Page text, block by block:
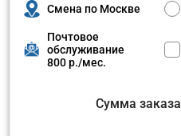
Смена по Москве
Почтовое
обслуживание
800 р./мес.
Сумма заказа